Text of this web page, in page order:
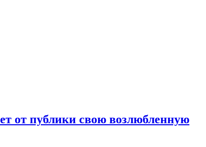
от публики свою возлюбленную